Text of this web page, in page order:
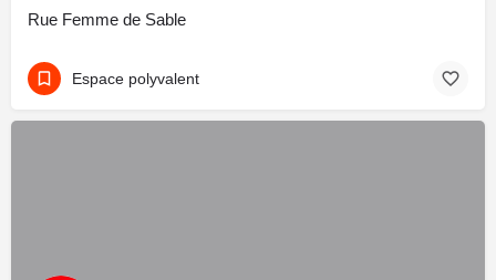
Rue Femme de Sable
Espace polyvalent